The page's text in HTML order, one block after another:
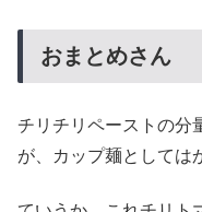
おまとめさん
チリチリペーストの分
が、カップ麺としては